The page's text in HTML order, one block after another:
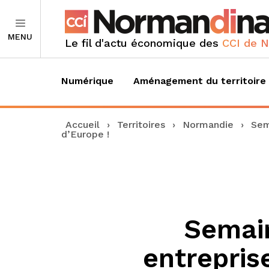
MENU Le fil d'actu économique des CCI de
Numérique Aménagement du territoire
Accueil › Territoires › Normandie ›
d’Europe !